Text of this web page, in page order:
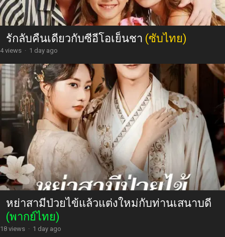
รักลับคืนเดียวกับซีอีโอเย็นชา (ซับไทย)
4 views · 1 day ago
หย่าสามีป่วยไข้แล้วแต่งใหม่กับท่านเสนาบดี
(พากย์ไทย)
18 views · 1 day ago